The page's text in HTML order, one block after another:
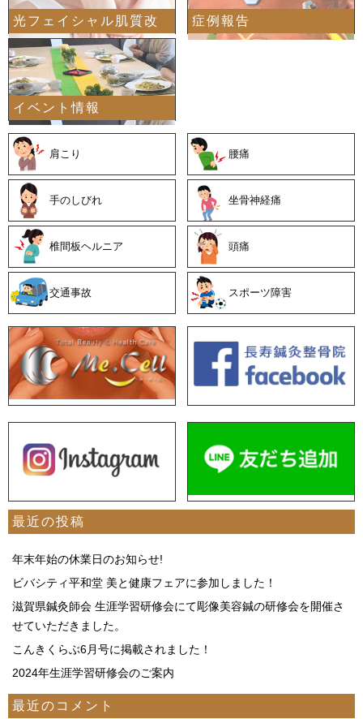
光フェイシャル肌質改
善
症例報告
イベント情報
肩こり 腰痛
手のしびれ 坐骨神経痛
椎間板ヘルニア 頭痛
交通事故 スポーツ障害
最近の投稿
年末年始の休業日のお知らせ!
ビバシティ平和堂 美と健康フェアに参加しました！
滋賀県鍼灸師会 生涯学習研修会にて彫像美容鍼の研修会を開催さ
せていただきました。
こんきくらぶ6月号に掲載されました！
2024年生涯学習研修会のご案内
最近のコメント